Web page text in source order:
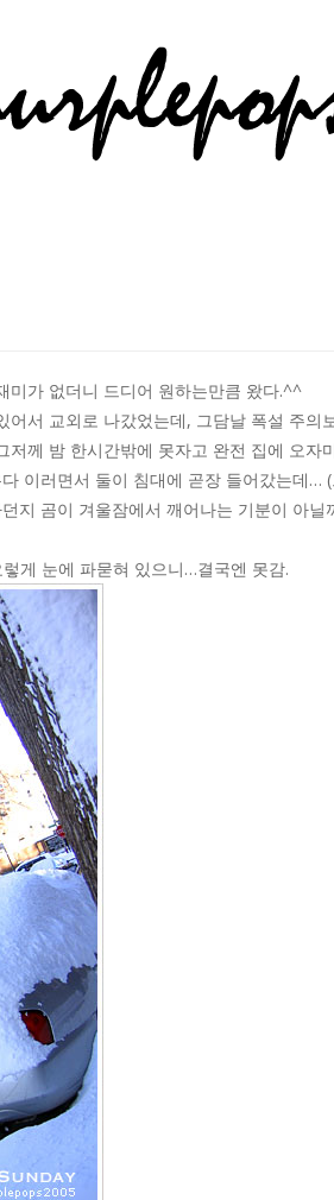
미가 없더니 드디어 원하는만큼 왔다.^^
서 교외로 나갔었는데, 그담날 폭설 주의
께 밤 한시간밖에 못자고 완전 집에 오자
이러면서 둘이 침대에 곧장 들어갔는데…
지 곰이 겨울잠에서 깨어나는 기분이 아
게 눈에 파묻혀 있으니…결국엔 못감.